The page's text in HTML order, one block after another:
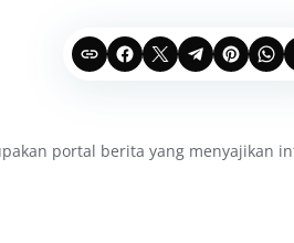
portal berita yang menyajikan